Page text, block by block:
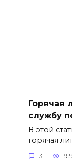
Горячая
службу
В этой
горячая
3